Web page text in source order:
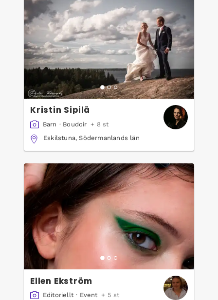
Kristin Sipilä
Barn · Boudoir + 8 st
Eskilstuna, Södermanlands län
Ellen Ekström
Editoriellt · Event + 5 st